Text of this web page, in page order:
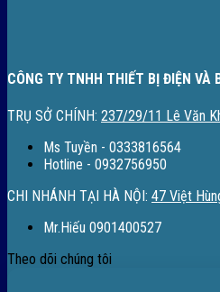
CÔNG TY TNHH THIẾT BỊ ĐIỆN VÀ
TRỤ SỞ CHÍNH: 237/29/11 Lê Văn
Ms Tuyền - 0333816564
Hotline - 0932756950
CHI NHÁNH TẠI HÀ NỘI: 47 Việt
Mr.Hiếu 0901400527
Theo dõi chúng tôi